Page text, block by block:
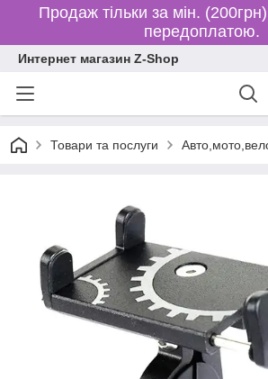
Продаж тільки за мін.
передоплатою.
Интернет магазин Z-Shop
Товари та послуги